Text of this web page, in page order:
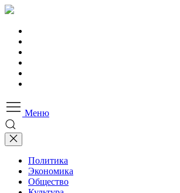
Меню
Политика
Экономика
Общество